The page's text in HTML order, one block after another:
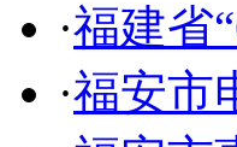
·福建省
·福安市